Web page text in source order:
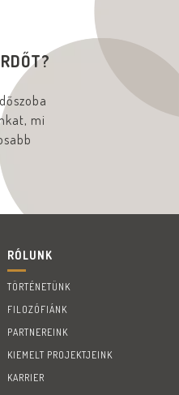
mi
RÓLUNK
TÖRTÉNETÜNK
FILOZÓFIÁNK
PARTNEREINK
KIEMELT PROJEKTJEINK
KARRIER